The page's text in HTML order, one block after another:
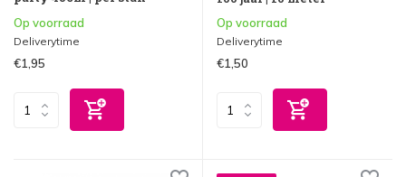
Op voorraad
Deliverytime
€1,95
Op voorraad
Deliverytime
€1,50